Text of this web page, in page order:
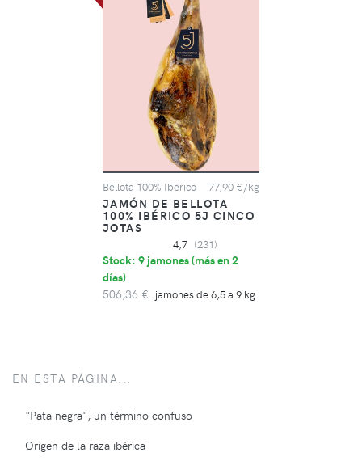
Bellota 100% Ibérico 77,90 €/kg
JAMÓN DE BELLOTA
100% IBÉRICO 5J CINCO
JOTAS
4,7 (231)
Stock: 9 jamones (más en 2
días)
506,36 € jamones de 6,5 a 9 kg
EN ESTA PÁGINA...
"Pata negra", un término confuso
Origen de la raza ibérica